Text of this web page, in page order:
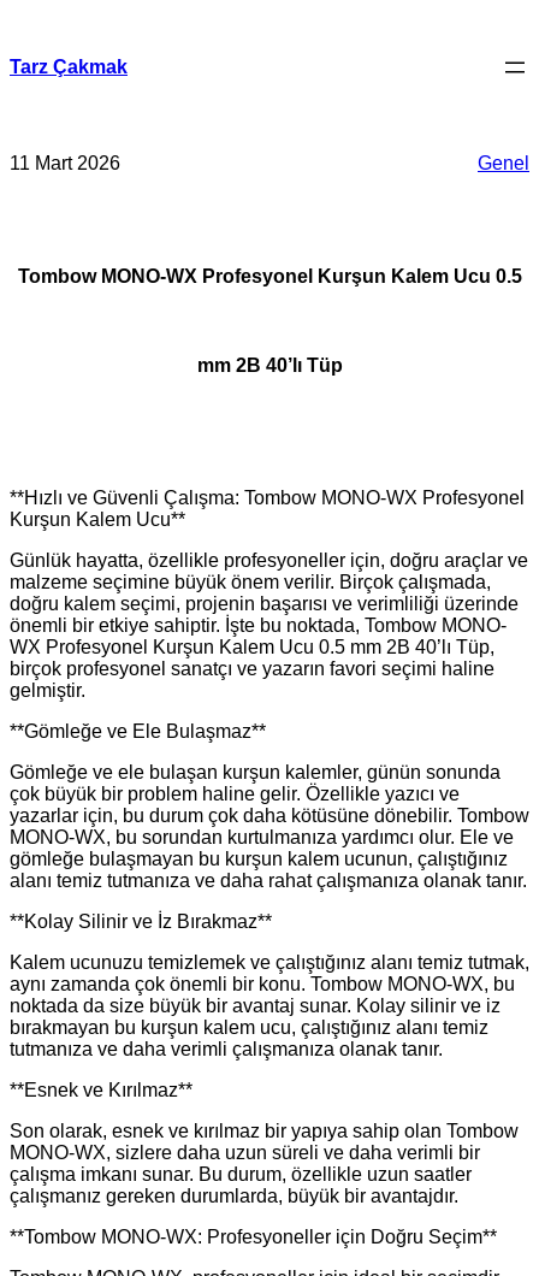
Tarz Çakmak
11 Mart 2026 Genel
Tombow MONO-WX Profesyonel Kurşun Kalem Ucu 0.5
mm 2B 40’lı Tüp
**Hızlı ve Güvenli Çalışma: Tombow MONO-WX Profesyonel
Kurşun Kalem Ucu**
Günlük hayatta, özellikle profesyoneller için, doğru araçlar ve
malzeme seçimine büyük önem verilir. Birçok çalışmada,
doğru kalem seçimi, projenin başarısı ve verimliliği üzerinde
önemli bir etkiye sahiptir. İşte bu noktada, Tombow MONO-
WX Profesyonel Kurşun Kalem Ucu 0.5 mm 2B 40’lı Tüp,
birçok profesyonel sanatçı ve yazarın favori seçimi haline
gelmiştir.
**Gömleğe ve Ele Bulaşmaz**
Gömleğe ve ele bulaşan kurşun kalemler, günün sonunda
çok büyük bir problem haline gelir. Özellikle yazıcı ve
yazarlar için, bu durum çok daha kötüsüne dönebilir. Tombow
MONO-WX, bu sorundan kurtulmanıza yardımcı olur. Ele ve
gömleğe bulaşmayan bu kurşun kalem ucunun, çalıştığınız
alanı temiz tutmanıza ve daha rahat çalışmanıza olanak tanır.
**Kolay Silinir ve İz Bırakmaz**
Kalem ucunuzu temizlemek ve çalıştığınız alanı temiz tutmak,
aynı zamanda çok önemli bir konu. Tombow MONO-WX, bu
noktada da size büyük bir avantaj sunar. Kolay silinir ve iz
bırakmayan bu kurşun kalem ucu, çalıştığınız alanı temiz
tutmanıza ve daha verimli çalışmanıza olanak tanır.
**Esnek ve Kırılmaz**
Son olarak, esnek ve kırılmaz bir yapıya sahip olan Tombow
MONO-WX, sizlere daha uzun süreli ve daha verimli bir
çalışma imkanı sunar. Bu durum, özellikle uzun saatler
çalışmanız gereken durumlarda, büyük bir avantajdır.
**Tombow MONO-WX: Profesyoneller için Doğru Seçim**